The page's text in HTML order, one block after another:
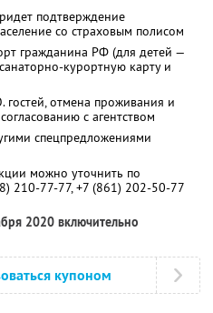
подтверждение
со страховым полисом
гражданина РФ (для детей —
курортную карту и
отмена проживания и
с агентством
спецпредложениями
можно уточнить по
210-77-77, +7 (861) 202-50-77
2020 включительно
купоном